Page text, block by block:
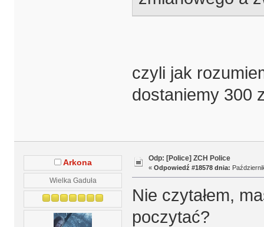
czyli jak
dostaniemy 300
Arkona
Wielka Gaduła
Odp: [Police] ZCH Police
« Odpowiedź #18578 dnia:
Nie czytałem,
poczytać?